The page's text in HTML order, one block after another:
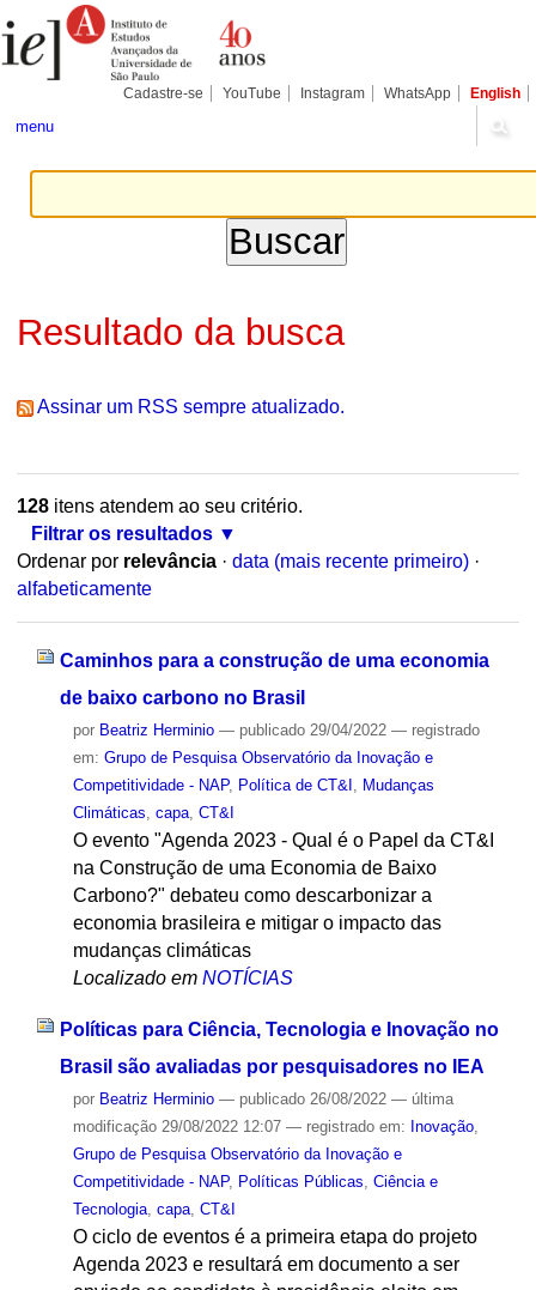
para
conteúdo.
Pessoais
Cadastre-se YouTube Instagram WhatsApp English
menu
Resultado da busca
Assinar um RSS sempre atualizado.
128itens atendem ao seu critério.
Filtrar os resultados
Ordenar por relevância · data (mais recente primeiro) ·
alfabeticamente
Caminhos para a construção de uma economia
de baixo carbono no Brasil
por Beatriz Herminio — publicado29/04/2022 — registrado
em: Grupo de Pesquisa Observatório da Inovação e
Competitividade - NAP, Política de CT&I
Mudanças
Climáticas capa, CT&I
O evento "Agenda 2023 - Qual é o Papel da CT&I
na Construção de uma Economia de Baixo
Carbono?" debateu como descarbonizar a
economia brasileira e mitigar o impacto das
mudanças climáticas
Localizado em NOTÍCIAS
Políticas para Ciência, Tecnologia e Inovação no
Brasil são avaliadas por pesquisadores no IEA
por Beatriz Herminio — publicado26/08/2022 — última
modificação29/08/2022 12:07 — registrado em: Inovação,
Grupo de Pesquisa Observatório da Inovação e
Competitividade - NAP, Políticas Públicas Ciência e
Tecnologia, capa, CT&I
O ciclo de eventos é a primeira etapa do projeto
Agenda 2023 e resultará em documento a ser